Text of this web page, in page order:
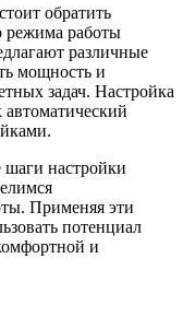
обратить
режима работы
различные
мощность и
задач. Настройка
настройки
Применяя эти
потенциал
и